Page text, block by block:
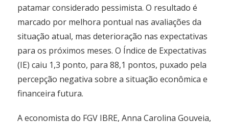
patamar considerado pessimista. O resultado é
marcado por melhora pontual nas avaliações da
situação atual, mas deterioração nas expectativas
para os próximos meses. O Índice de Expectativas
(IE) caiu 1,3 ponto, para 88,1 pontos, puxado pela
percepção negativa sobre a situação econômica e
financeira futura.
A economista do FGV IBRE, Anna Carolina Gouveia,